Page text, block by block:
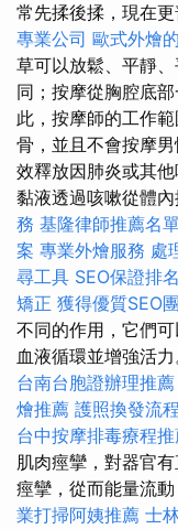
常先揉後揉，現在
專業公司 歐式外燴
草可以放鬆、平靜
同；按摩從胸腔底
此，按摩師的工作
骨，並且不會按摩
效釋放因肺炎或其
黏液透過咳嗽從體
務 基隆律師推薦名
案 專業外燴服務 處
尋工具 SEO保證排
矯正 獲得優質SEO
不同的作用，它們
血液循環並增強活力
台南台胞證辦理推薦
燴推薦 護照換發流程
台中按摩排毒療程
肌肉痙攣，對器官
痙攣，從而能量流動
業打掃阿姨推薦 士